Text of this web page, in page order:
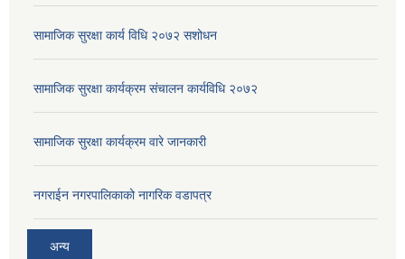
सामाजिक सुरक्षा कार्य विधि २०७२ स‌शोधन
सामाजिक सुरक्षा कार्यक्रम संचालन कार्यविधि २०७२
सामाजिक सुरक्षा कार्यक्रम वारे जानकारी
नगराईन नगरपालिकाको नागरिक वडापत्र
अन्य